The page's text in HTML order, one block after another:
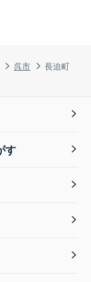
呉市 長迫町
す